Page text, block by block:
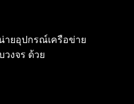
น่ายอุปกรณ์เครือข่าย
งจร ด้วย